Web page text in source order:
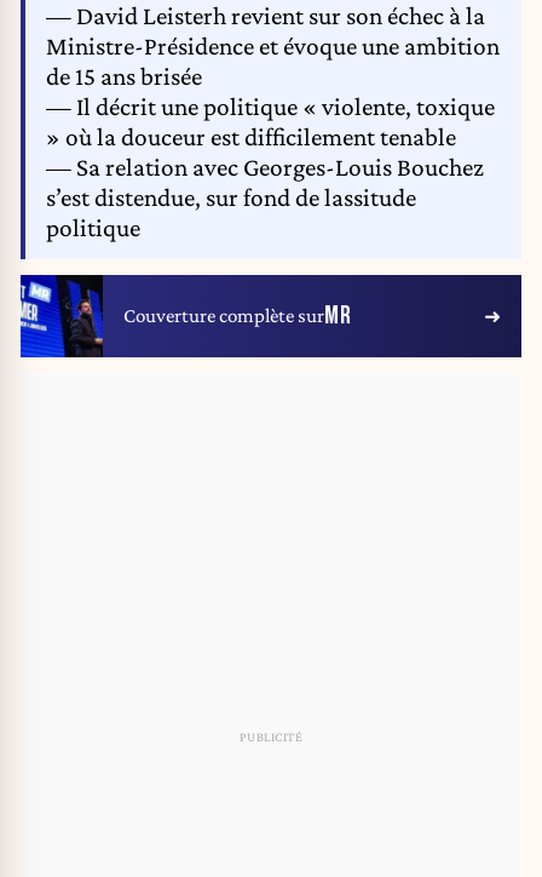
— David Leisterh revient sur son échec à la
Ministre-Présidence et évoque une ambition
de 15 ans brisée
— Il décrit une politique « violente, toxique
» où la douceur est difficilement tenable
— Sa relation avec Georges-Louis Bouchez
s’est distendue, sur fond de lassitude
politique
Couverture complète surMR